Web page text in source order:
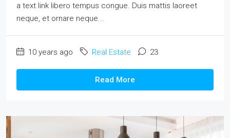
a text link libero tempus congue. Duis mattis laoreet
neque, et ornare neque...
10 years ago Real Estate 23
Read More